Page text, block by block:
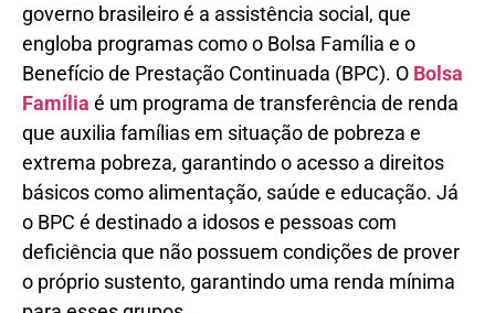
governo brasileiro é a assistência social, que
engloba programas como o Bolsa Família e o
Benefício de Prestação Continuada (BPC). O Bolsa
Família é um programa de transferência de renda
que auxilia famílias em situação de pobreza e
extrema pobreza, garantindo o acesso a direitos
básicos como alimentação, saúde e educação. Já
o BPC é destinado a idosos e pessoas com
deficiência que não possuem condições de prover
o próprio sustento, garantindo uma renda mínima